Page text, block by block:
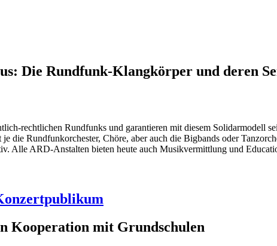
Die Rundfunk-Klangkörper und deren
rechtlichen Rundfunks und garantieren mit diesem Solidarmodell
die Rundfunkorchester, Chöre, aber auch die Bigbands oder
Alle ARD-Anstalten bieten heute auch Musikvermittlung und
Kooperation mit Grundschulen